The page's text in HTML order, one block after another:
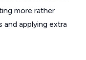
more rather
applying extra